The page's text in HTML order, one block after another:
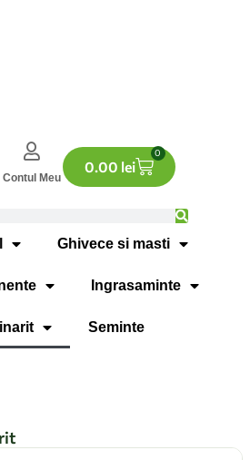
Contul Meu
0.00 lei
0
Ghivece si masti
Ingrasaminte
Seminte